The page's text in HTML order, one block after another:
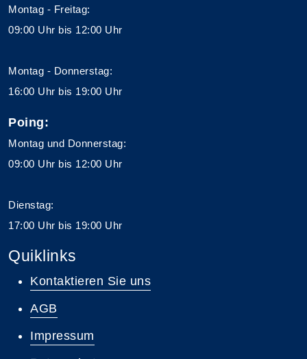
Montag - Freitag:
09:00 Uhr bis 12:00 Uhr
Montag - Donnerstag:
16:00 Uhr bis 19:00 Uhr
Poing:
Montag und Donnerstag:
09:00 Uhr bis 12:00 Uhr
Dienstag:
17:00 Uhr bis 19:00 Uhr
Quiklinks
Kontaktieren Sie uns
AGB
Impressum